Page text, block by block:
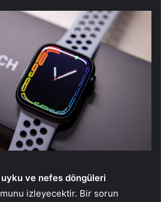
uyku ve nefes döngüleri
izleyecektir. Bir sorun